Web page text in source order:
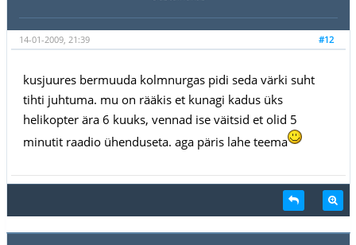
#12
14-01-2009, 21:39
kusjuures bermuuda kolmnurgas pidi seda värki suht
tihti juhtuma. mu on rääkis et kunagi kadus üks
helikopter ära 6 kuuks, vennad ise väitsid et olid 5
minutit raadio ühenduseta. aga päris lahe teema